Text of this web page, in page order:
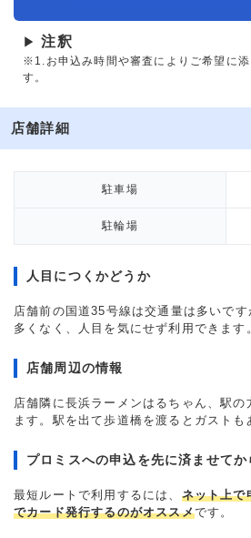
▶ 注釈
※1.お申込み時間や審査によりご希望に添
す。
店舗詳細
駐車場
駐輪場
人目につくかどうか
店舗前の国道35号線は交通量は多いで
多くなく、人目を気にせず利用できます
店舗周辺の情報
店舗隣に長浜ラーメンはるちゃん、駅の
ます。駅を出て歩道橋を渡るとガストも
プロミスへの申込を先に済ませてか
最短ルートで利用するには、 ネット上で
でカード発行するのがオススメです。